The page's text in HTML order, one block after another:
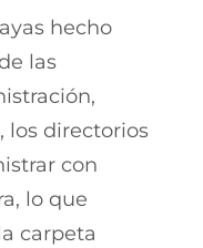
hecho
las
los directorios
con
lo que
carpeta